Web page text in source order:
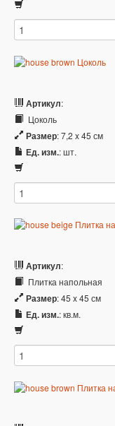
Артикул:
Цоколь
Размер: 7,2 x 45 см
Ед. изм.: шт.
Артикул:
Плитка напольная
Размер: 45 x 45 см
Ед. изм.: кв.м.